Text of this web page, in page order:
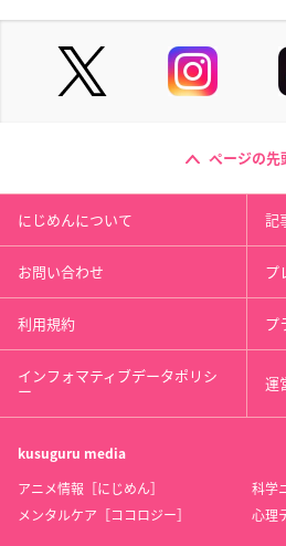
ページの先
にじめんについて 記
お問い合わせ プ
利用規約 プ
インフォマティブデータポリシ
ー 運
kusuguru media
アニメ情報［にじめん］
科学
メンタルケア［ココロジー］
心理